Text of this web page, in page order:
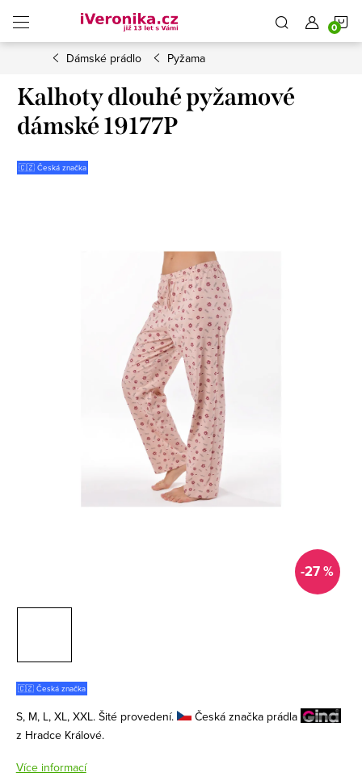
obsah
Dámské prádlo Pyžama
Kalhoty dlouhé pyžamové
dámské 19177P
🇨🇿 Česká značka
-27 %
🇨🇿 Česká značka
S, M, L, XL, XXL. Šité provedení.
Česká značka prádla
z Hradce Králové.
Více informací